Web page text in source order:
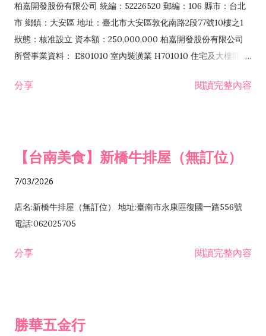
柏嘉開發股份有限公司 統編：52226520 郵編：106 縣市：台北
市 鄉鎮：大安區 地址：臺北市大安區敦化南路2段77號10樓之1
狀態：核准設立 資本額：250,000,000 柏嘉開發股份有限公司
所營事業資料： E801010 室內裝潢業 H701010 住宅及大樓開發
發業 H703090 不動產買賣業 H703100 不動產租賃業 I503010
分享 閱讀完整內容
【台南美食】新橋牛排屋（無訂位）
7/03/2026
店名:新橋牛排屋（無訂位） 地址:臺南市永康區復國一路556號
電話:062025705
分享 閱讀完整內容
勝華五金行